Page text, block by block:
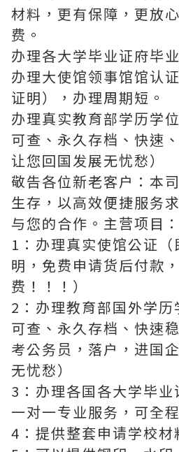
材料，更有保障，更放
费。
办理各大学毕业证府毕
办理大使馆领事馆馆认
证明），办理周期短。
办理真实教育部学历学
可查、永久存档、快速
让您回国发展无忧愁）
敬告各位新老客户：本
生存，以高效便捷服务
与您的合作。主营项目：
1：办理真实使馆公证
明，免费申请货后付款
费！！！）
2：办理教育部国外学
可查、永久存档、快速
考公务员，落户，进国
无忧愁）
3：办理各国各大学毕
一对一专业服务，可全
4：提供整套申请学校材